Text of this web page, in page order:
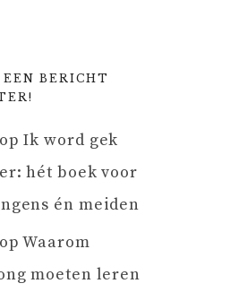
BERICHT
opIk word gek
hét boek voor
én meiden
opWaarom
moeten leren